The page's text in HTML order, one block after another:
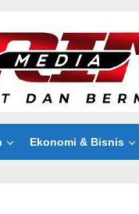
Ekonomi & Bisnis